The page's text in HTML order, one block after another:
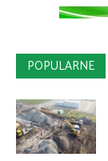
POPULARNE